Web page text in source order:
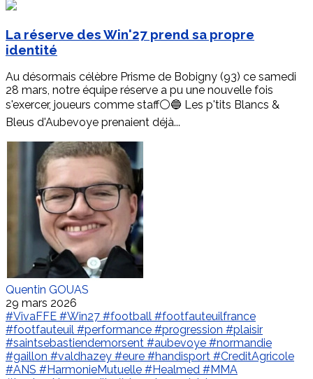
La réserve des Win'27 prend sa propre
identité
Au désormais célèbre Prisme de Bobigny (93) ce samedi
28 mars, notre équipe réserve a pu une nouvelle fois
s'exercer, joueurs comme staff⚪️🔵 Les p'tits Blancs &
Bleus d'Aubevoye prenaient déjà...
Quentin GOUAS
29 mars 2026
#VivaFFE #Win27 #football #footfauteuilfrance
#footfauteuil #performance #progression #plaisir
#saintsebastiendemorsent #aubevoye #normandie
#gaillon #valdhazey #eure #handisport #CreditAgricole
#ANS #HarmonieMutuelle #Healmed #MMA